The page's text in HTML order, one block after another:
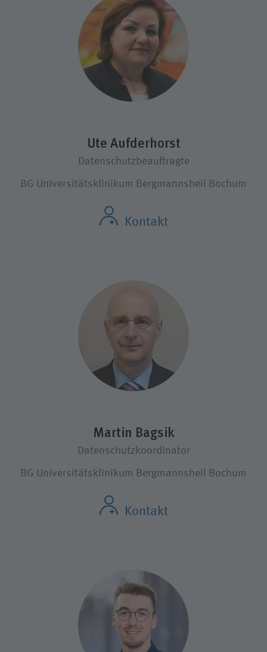
Ute Aufderhorst
Datenschutzbeauftragte
BG Universitätsklinikum Bergmannsheil Bochum
Kontakt
Martin Bagsik
Datenschutzkoordinator
BG Universitätsklinikum Bergmannsheil Bochum
Kontakt